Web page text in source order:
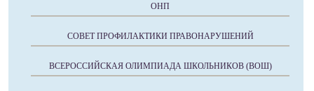
ОНП
СОВЕТ ПРОФИЛАКТИКИ ПРАВОНАРУШЕНИЙ
ВСЕРОССИЙСКАЯ ОЛИМПИАДА ШКОЛЬНИКОВ (ВОШ)